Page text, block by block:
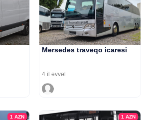
Mersedes traveqo icarəsi
4 il əvvəl
1AZN 1 AZN